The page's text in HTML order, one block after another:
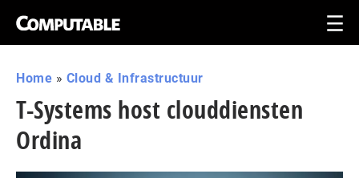
Home » Cloud & Infrastructuur
T-Systems host clouddiensten
Ordina